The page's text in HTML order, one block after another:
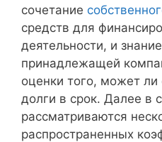
сочетание
средств для
деятельности, и
принадлежащей
оценки того, может ли
долги в срок. Далее в
рассматриваются
распространенных